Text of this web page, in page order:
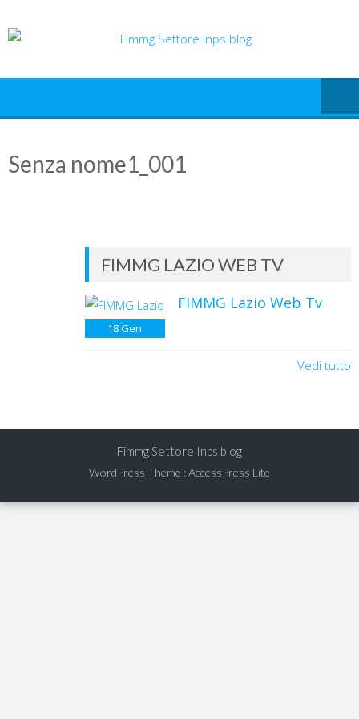
to
Senza nome1_001
FIMMG LAZIO WEB TV
18Gen
FIMMG Lazio Web Tv
Vedi tutto
Fimmg Settore Inps blog
WordPress Theme :AccessPress Lite